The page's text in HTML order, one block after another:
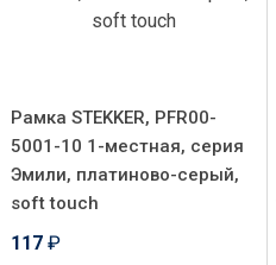
Рамка STEKKER, PFR00-
5001-10 1-местная, серия
Эмили, платиново-серый,
soft touch
117 ₽